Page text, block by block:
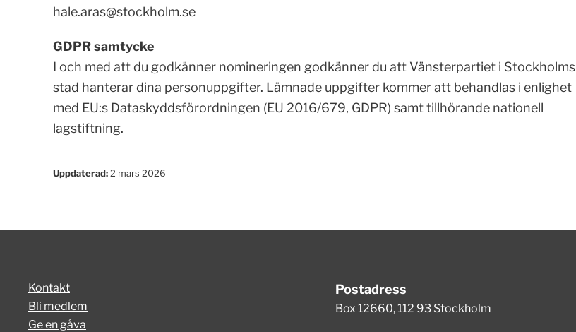
hale.aras@stockholm.se
GDPR samtycke
I och med att du godkänner nomineringen godkänner du att Vänsterpartiet i Stockholms
stad hanterar dina personuppgifter. Lämnade uppgifter kommer att behandlas i enlighet
med EU:s Dataskyddsförordningen (EU 2016/679, GDPR) samt tillhörande nationell
lagstiftning.
Uppdaterad:2 mars 2026
Kontakt
Bli medlem
Ge en gåva
Postadress
Box 12660, 112 93 Stockholm